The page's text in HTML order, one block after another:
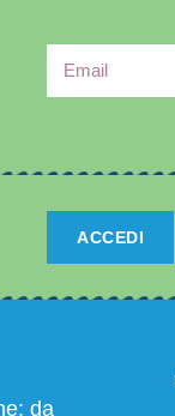
ACCEDI
da